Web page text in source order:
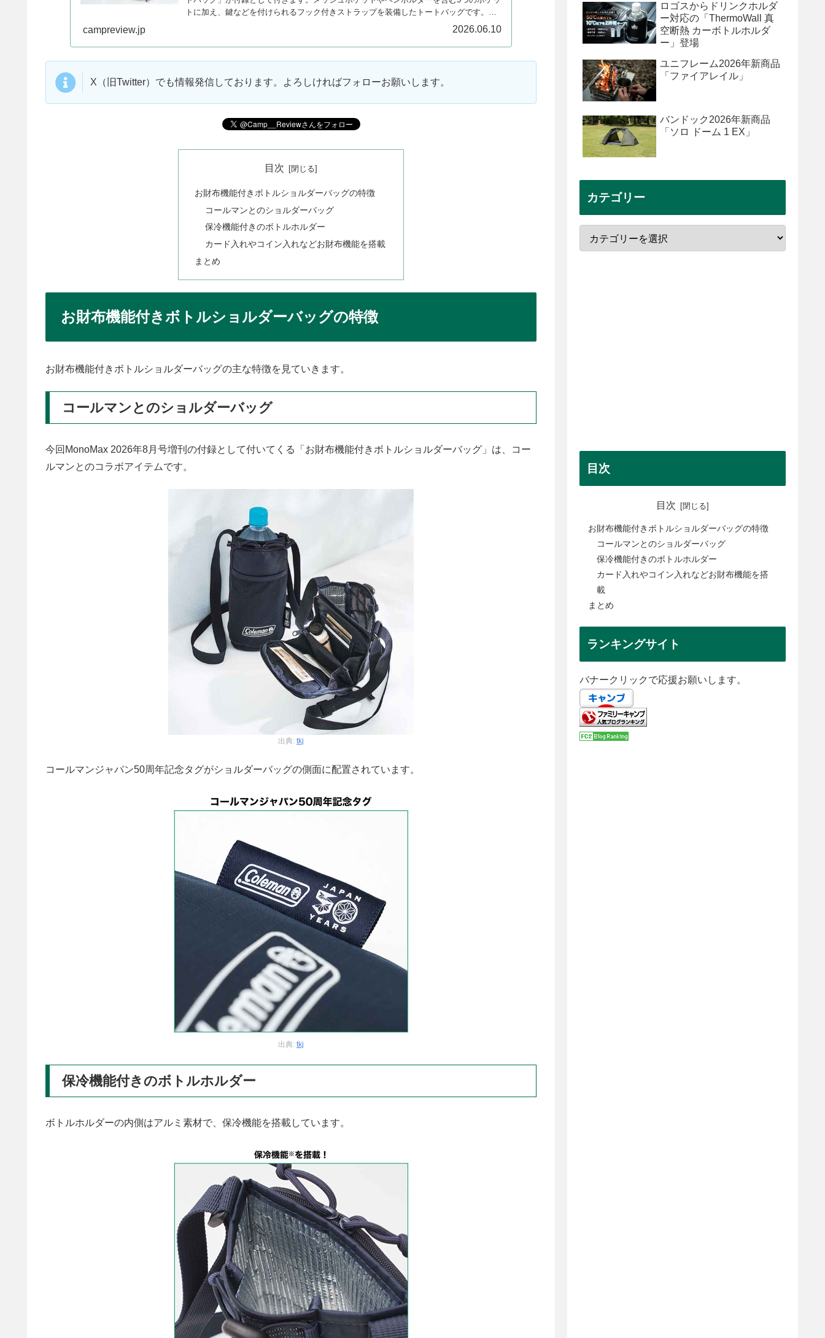
トに加え、鍵などを付けられるフック付きストラップを装備したトートバッグです。詳
campreview.jp 2026.06.10
X（旧Twitter）でも情報発信しております。よろしければフォローお願いします。
目次
お財布機能付きボトルショルダーバッグの特徴
コールマンとのショルダーバッグ
保冷機能付きのボトルホルダー
カード入れやコイン入れなどお財布機能を搭載
まとめ
お財布機能付きボトルショルダーバッグの特徴
お財布機能付きボトルショルダーバッグの主な特徴を見ていきます。
コールマンとのショルダーバッグ
今回MonoMax 2026年8月号増刊の付録として付いてくる「お財布機能付きボトルショルダーバッグ」は、コー
ルマンとのコラボアイテムです。
出典: tkj
コールマンジャパン50周年記念タグがショルダーバッグの側面に配置されています。
出典: tkj
保冷機能付きのボトルホルダー
ボトルホルダーの内側はアルミ素材で、保冷機能を搭載しています。
ロゴスからドリンクホルダ
ー対応の「ThermoWall 真
空断熱 カーボトルホルダ
ー」登場
ユニフレーム2026年新商品
「ファイアレイル」
バンドック2026年新商品
「ソロ ドーム 1 EX」
カテゴリー
目次
目次
お財布機能付きボトルショルダーバッグの特徴
コールマンとのショルダーバッグ
保冷機能付きのボトルホルダー
カード入れやコイン入れなどお財布機能を搭
載
まとめ
ランキングサイト
バナークリックで応援お願いします。